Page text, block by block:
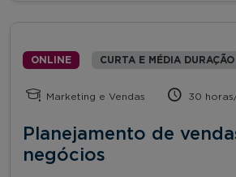
ONLINE CURTA E MÉDIA DURAÇÃO
Marketing e Vendas 30
Planejamento de
negócios